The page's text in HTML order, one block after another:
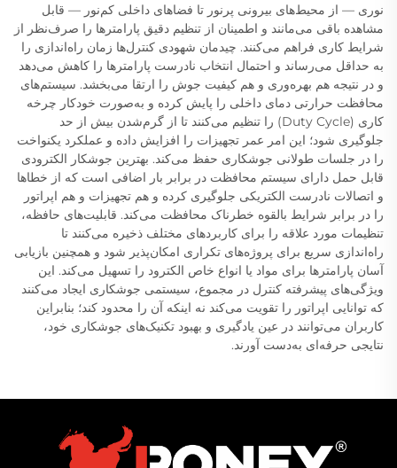
نوری — از محیط‌های بیرونی پرنور تا فضاهای داخلی کم‌نور — قابل
مشاهده باقی می‌مانند و اطمینان از تنظیم دقیق پارامترها را صرف‌نظر از
شرایط کاری فراهم می‌کنند. چیدمان شهودی کنترل‌ها زمان راه‌اندازی را
به حداقل می‌رساند و احتمال انتخاب نادرست پارامترها را کاهش می‌دهد
و در نتیجه هم بهره‌وری و هم کیفیت جوش را ارتقا می‌بخشد. سیستم‌های
محافظت حرارتی دمای داخلی را پایش کرده و به‌صورت خودکار چرخه
کاری (Duty Cycle) را تنظیم می‌کنند تا از گرم‌شدن بیش از حد
جلوگیری شود؛ این امر عمر تجهیزات را افزایش داده و عملکرد یکنواخت
را در جلسات طولانی جوشکاری حفظ می‌کند. بهترین جوشکار الکترودی
قابل حمل دارای سیستم محافظت در برابر بار اضافی است که از خطاها
و اتصالات نادرست الکتریکی جلوگیری کرده و هم تجهیزات و هم اپراتور
را در برابر شرایط بالقوه خطرناک محافظت می‌کند. قابلیت‌های حافظه،
تنظیمات مورد علاقه را برای کاربردهای مختلف ذخیره می‌کنند تا
راه‌اندازی سریع برای پروژه‌های تکراری امکان‌پذیر شود و همچنین بازیابی
آسان پارامترها برای مواد یا انواع خاص الکترود را تسهیل می‌کند. این
ویژگی‌های پیشرفته کنترل در مجموع، سیستمی جوشکاری ایجاد می‌کنند
که توانایی اپراتور را تقویت می‌کند نه اینکه آن را محدود کند؛ بنابراین
کاربران می‌توانند در عین یادگیری و بهبود تکنیک‌های جوشکاری خود،
نتایجی حرفه‌ای به‌دست آورند.